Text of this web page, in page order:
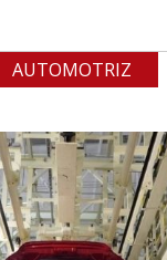
Jalisco
AUTOMOTRIZ